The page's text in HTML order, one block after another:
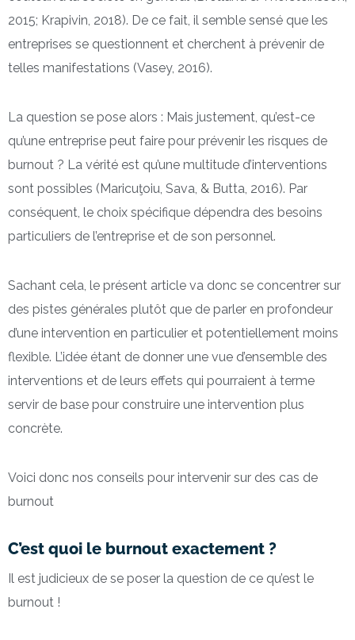
2015; Krapivin, 2018). De ce fait, il semble sensé que les
entreprises se questionnent et cherchent à prévenir de
telles manifestations (Vasey, 2016).
La question se pose alors : Mais justement, qu’est-ce
qu’une entreprise peut faire pour prévenir les risques de
burnout ? La vérité est qu’une multitude d’interventions
sont possibles (Maricuţoiu, Sava, & Butta, 2016). Par
conséquent, le choix spécifique dépendra des besoins
particuliers de l’entreprise et de son personnel.
Sachant cela, le présent article va donc se concentrer sur
des pistes générales plutôt que de parler en profondeur
d’une intervention en particulier et potentiellement moins
flexible. L’idée étant de donner une vue d’ensemble des
interventions et de leurs effets qui pourraient à terme
servir de base pour construire une intervention plus
concrète.
Voici donc nos conseils pour intervenir sur des cas de
burnout
C’est quoi le burnout exactement ?
Il est judicieux de se poser la question de ce qu’est le
burnout !